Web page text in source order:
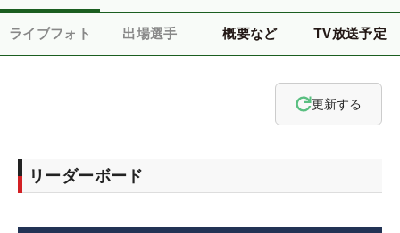
ライブフォト 出場選手 概要など TV放送予定
更新する
リーダーボード